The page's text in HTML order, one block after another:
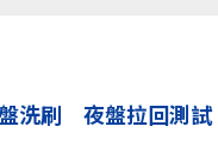
洗刷 夜盤拉回測試